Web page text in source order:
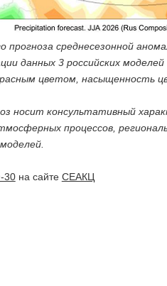
прогноза среднесезонной
данных 3 российских
цветом, насыщенность
носит консультативный
процессов,
30на сайте СЕАКЦ